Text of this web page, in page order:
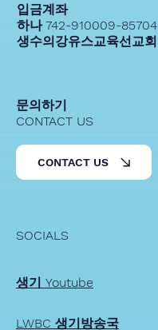
입금계좌
하나 742-910009-85704
생수의강유스교육선교회
SOCIALS
생기 Youtube
LWBC 생기방송국
문의하기
CONTACT US
CONTACT US